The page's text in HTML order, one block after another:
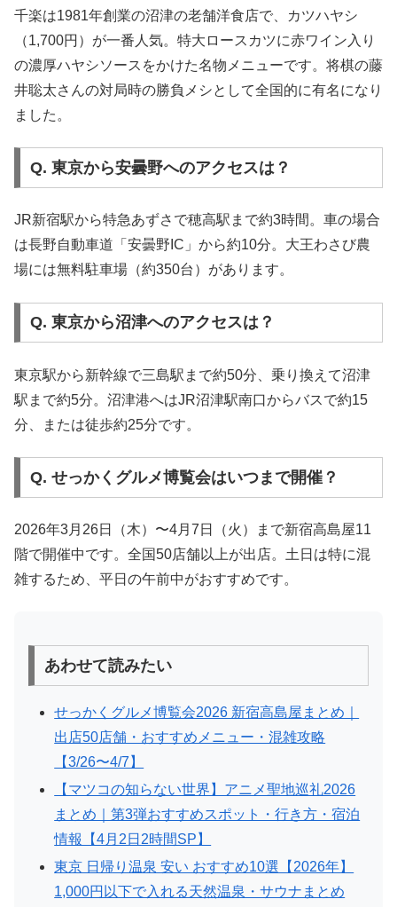
千楽は1981年創業の沼津の老舗洋食店で、カツハヤシ
（1,700円）が一番人気。特大ロースカツに赤ワイン入り
の濃厚ハヤシソースをかけた名物メニューです。将棋の藤
井聡太さんの対局時の勝負メシとして全国的に有名になり
ました。
Q. 東京から安曇野へのアクセスは？
JR新宿駅から特急あずさで穂高駅まで約3時間。車の場合
は長野自動車道「安曇野IC」から約10分。大王わさび農
場には無料駐車場（約350台）があります。
Q. 東京から沼津へのアクセスは？
東京駅から新幹線で三島駅まで約50分、乗り換えて沼津
駅まで約5分。沼津港へはJR沼津駅南口からバスで約15
分、または徒歩約25分です。
Q. せっかくグルメ博覧会はいつまで開催？
2026年3月26日（木）〜4月7日（火）まで新宿高島屋11
階で開催中です。全国50店舗以上が出店。土日は特に混
雑するため、平日の午前中がおすすめです。
あわせて読みたい
せっかくグルメ博覧会2026 新宿高島屋まとめ｜
出店50店舗・おすすめメニュー・混雑攻略
【3/26〜4/7】
【マツコの知らない世界】アニメ聖地巡礼2026
まとめ｜第3弾おすすめスポット・行き方・宿泊
情報【4月2日2時間SP】
東京 日帰り温泉 安い おすすめ10選【2026年】
1,000円以下で入れる天然温泉・サウナまとめ